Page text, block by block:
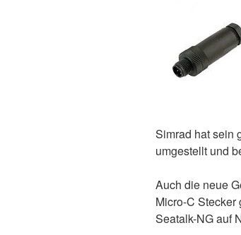
Simrad hat sein
umgestellt und
Auch die neue
Micro-C
Seatalk-NG auf